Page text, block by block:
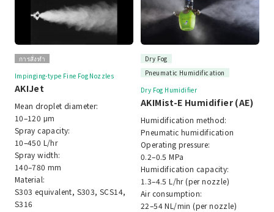
การสั่งทำ
Impinging-type Fine Fog Nozzles
AKIJet
Mean droplet diameter:
10–120 μm
Spray capacity:
10–450 L/hr
Spray width:
140–780 mm
Material:
S303 equivalent, S303, SCS14,
S316
Dry Fog
Pneumatic Humidification
Dry Fog Humidifier
AKIMist-E Humidifier (AE)
Humidification method:
Pneumatic humidification
Operating pressure:
0.2–0.5 MPa
Humidification capacity:
1.3–4.5 L/hr (per nozzle)
Air consumption:
22–54 NL/min (per nozzle)